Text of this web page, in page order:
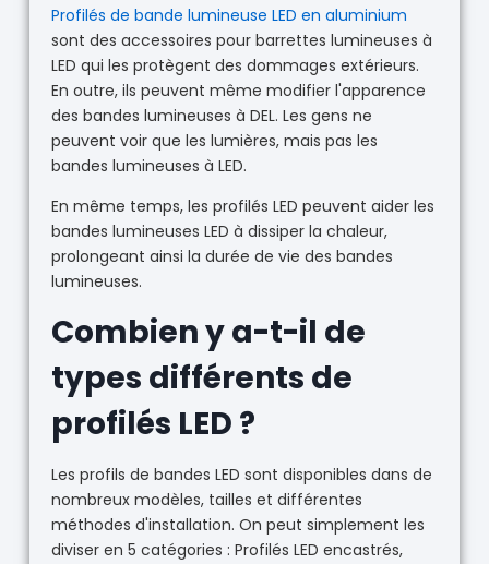
Profilés de bande lumineuse LED en aluminium
sont des accessoires pour barrettes lumineuses à
LED qui les protègent des dommages extérieurs.
En outre, ils peuvent même modifier l'apparence
des bandes lumineuses à DEL. Les gens ne
peuvent voir que les lumières, mais pas les
bandes lumineuses à LED.
En même temps, les profilés LED peuvent aider les
bandes lumineuses LED à dissiper la chaleur,
prolongeant ainsi la durée de vie des bandes
lumineuses.
Combien y a-t-il de
types différents de
profilés LED ?
Les profils de bandes LED sont disponibles dans de
nombreux modèles, tailles et différentes
méthodes d'installation. On peut simplement les
diviser en 5 catégories : Profilés LED encastrés,